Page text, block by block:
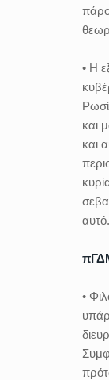
• Η
και
και
αυτό.
•